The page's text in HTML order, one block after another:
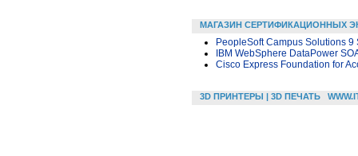
МАГАЗИН СЕРТИФИКАЦИОННЫХ
PeopleSoft Campus Solutions
IBM WebSphere DataPower
Cisco Express Foundation for
3D ПРИНТЕРЫ | 3D ПЕЧАТЬ